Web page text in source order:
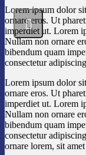
Lorem ipsum dolor
ornare eros. Ut
imperdiet ut. Lorem
Nullam non ornare
bibendum quam
consectetur
Lorem ipsum dolor
ornare eros. Ut
imperdiet ut. Lorem
Nullam non ornare
bibendum quam
consectetur
ornare lorem, sit